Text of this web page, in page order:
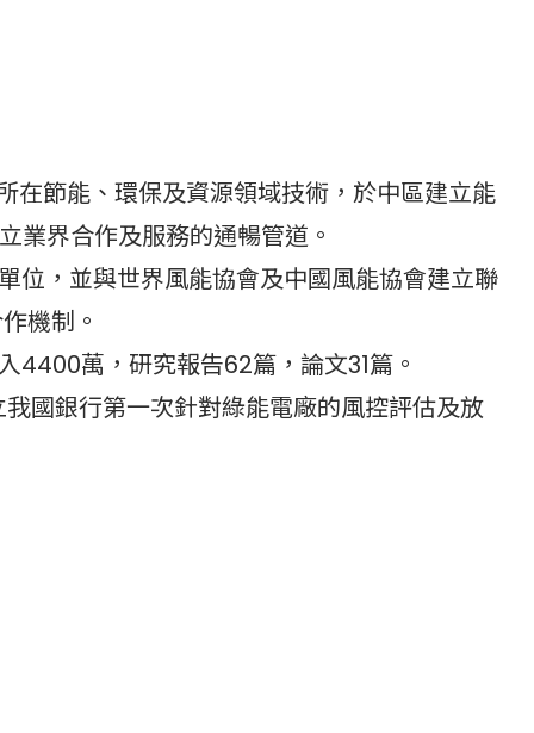
在節能、環保及資源領域技術，於中區建立能
業界合作及服務的通暢管道。
位，並與世界風能協會及中國風能協會建立聯
機制。
4400萬，研究報告62篇，論文31篇。
國銀行第一次針對綠能電廠的風控評估及放